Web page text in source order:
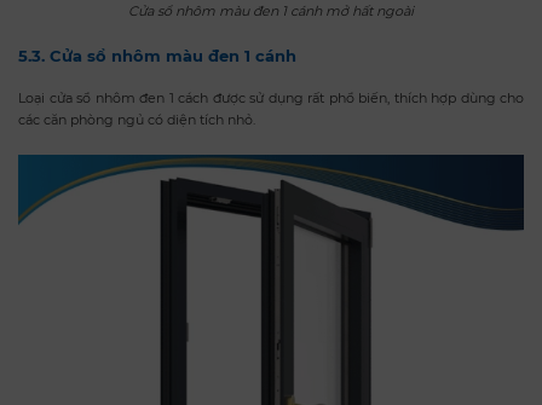
Cửa sổ nhôm màu đen 1 cánh mở hất ngoài
5.3. Cửa sổ nhôm màu đen 1 cánh
Loại cửa sổ nhôm đen 1 cách được sử dụng rất phổ biến, thích hợp dùng cho
các căn phòng ngủ có diện tích nhỏ.